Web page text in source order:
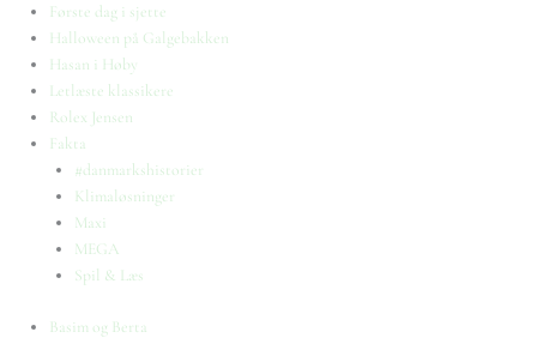
Første dag i sjette
Halloween på Galgebakken
Hasan i Høby
Letlæste klassikere
Rolex Jensen
Fakta
#danmarkshistorier
Klimaløsninger
Maxi
MEGA
Spil & Læs
Basim og Berta